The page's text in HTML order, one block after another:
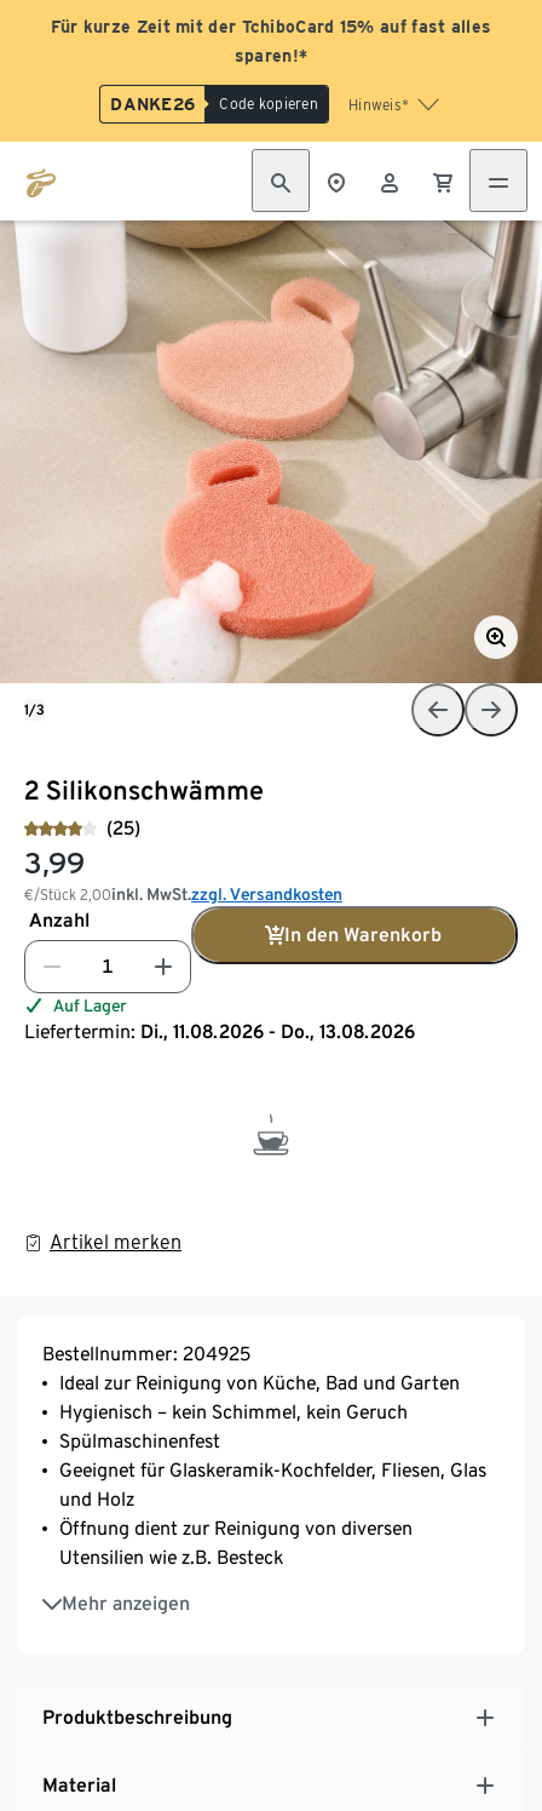
Für kurze Zeit mit der TchiboCard 15% auf fast alles
sparen!*
DANKE26 Code kopieren Hinweis*
2 Silikonschwämme
(25)
3,99
€/Stück 2,00inkl. MwSt.zzgl. Versandkosten
Anzahl
In den Warenkorb
Auf Lager
Liefertermin: Di., 11.08.2026 - Do., 13.08.2026
Artikel merken
1/3
Bestellnummer: 204925
Ideal zur Reinigung von Küche, Bad und Garten
Hygienisch – kein Schimmel, kein Geruch
Spülmaschinenfest
Geeignet für Glaskeramik-Kochfelder, Fliesen, Glas
und Holz
Öffnung dient zur Reinigung von diversen
Utensilien wie z.B. Besteck
Mehr anzeigen
Schnelltrocknend
Hinterlässt keine Kratzer
Produktbeschreibung
Material